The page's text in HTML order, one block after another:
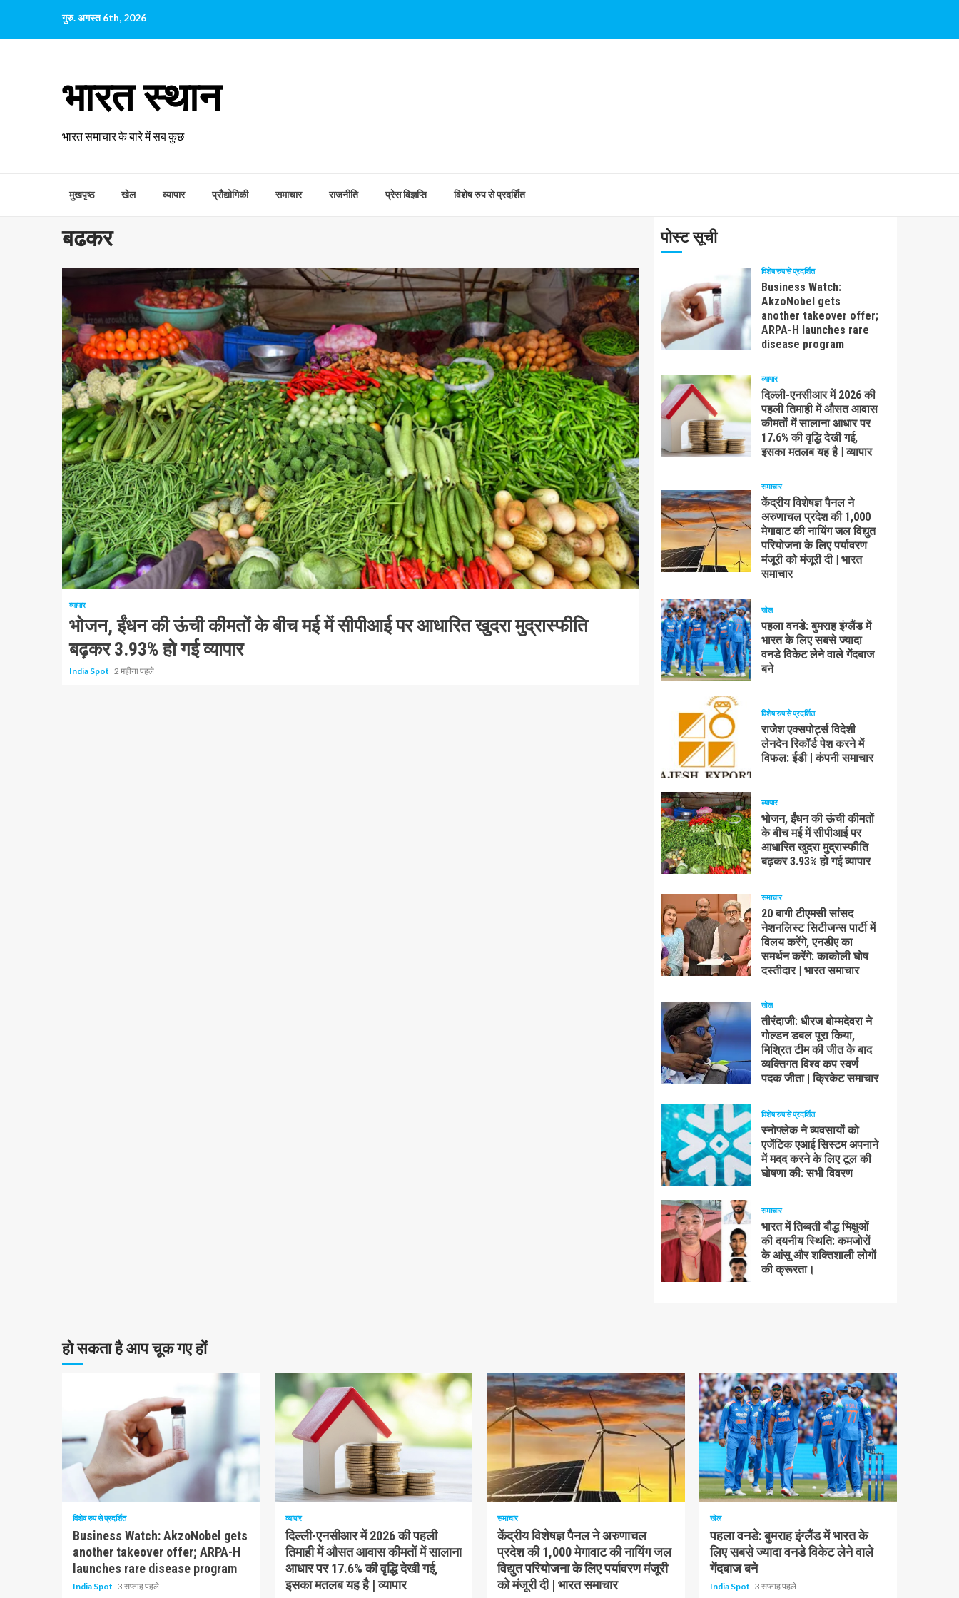
पर
गुरु. अगस्त 6th, 2026
भारत स्थान
भारत समाचार के बारे में सब कुछ
मुखपृष्ठ खेल व्यापार प्रौद्योगिकी समाचार राजनीति प्रेस विज्ञप्ति विशेष रुप से प्रदर्शित
बढकर
1 न्यूनतम पढ़ा
व्यापार
भोजन, ईंधन की ऊंची कीमतों के बीच मई में सीपीआई पर आधारित खुदरा मुद्रास्फीति
बढ़कर 3.93% हो गई व्यापार
India Spot 2 महीना पहले
पोस्ट सूची
विशेष रुप से प्रदर्शित
Business Watch:
AkzoNobel gets
another takeover offer;
ARPA-H launches rare
disease program
व्यापार
दिल्ली-एनसीआर में 2026 की
पहली तिमाही में औसत आवास
कीमतों में सालाना आधार पर
17.6% की वृद्धि देखी गई,
इसका मतलब यह है | व्यापार
समाचार
केंद्रीय विशेषज्ञ पैनल ने
अरुणाचल प्रदेश की 1,000
मेगावाट की नायिंग जल विद्युत
परियोजना के लिए पर्यावरण
मंजूरी को मंजूरी दी | भारत
समाचार
खेल
पहला वनडे: बुमराह इंग्लैंड में
भारत के लिए सबसे ज्यादा
वनडे विकेट लेने वाले गेंदबाज
बने
विशेष रुप से प्रदर्शित
राजेश एक्सपोर्ट्स विदेशी
लेनदेन रिकॉर्ड पेश करने में
विफल: ईडी | कंपनी समाचार
व्यापार
भोजन, ईंधन की ऊंची कीमतों
के बीच मई में सीपीआई पर
आधारित खुदरा मुद्रास्फीति
बढ़कर 3.93% हो गई व्यापार
समाचार
20 बागी टीएमसी सांसद
नेशनलिस्ट सिटीजन्स पार्टी में
विलय करेंगे, एनडीए का
समर्थन करेंगे: काकोली घोष
दस्तीदार | भारत समाचार
खेल
तीरंदाजी: धीरज बोम्मदेवरा ने
गोल्डन डबल पूरा किया,
मिश्रित टीम की जीत के बाद
व्यक्तिगत विश्व कप स्वर्ण
पदक जीता | क्रिकेट समाचार
विशेष रुप से प्रदर्शित
स्नोफ्लेक ने व्यवसायों को
एजेंटिक एआई सिस्टम अपनाने
में मदद करने के लिए टूल की
घोषणा की: सभी विवरण
समाचार
भारत में तिब्बती बौद्ध भिक्षुओं
की दयनीय स्थिति: कमजोरों
के आंसू और शक्तिशाली लोगों
की क्रूरता।
हो सकता है आप चूक गए हों
10 न्यूनतम पढ़ा
विशेष रुप से प्रदर्शित
Business Watch: AkzoNobel gets
another takeover offer; ARPA-H
launches rare disease program
India Spot 3 सप्ताह पहले
व्यापार
दिल्ली-एनसीआर में 2026 की पहली
तिमाही में औसत आवास कीमतों में सालाना
आधार पर 17.6% की वृद्धि देखी गई,
इसका मतलब यह है | व्यापार
1 न्यूनतम पढ़ा
समाचार
केंद्रीय विशेषज्ञ पैनल ने अरुणाचल
प्रदेश की 1,000 मेगावाट की नायिंग जल
विद्युत परियोजना के लिए पर्यावरण मंजूरी
को मंजूरी दी | भारत समाचार
1 न्यूनतम पढ़ा
खेल
पहला वनडे: बुमराह इंग्लैंड में भारत के
लिए सबसे ज्यादा वनडे विकेट लेने वाले
गेंदबाज बने
India Spot 3 सप्ताह पहले